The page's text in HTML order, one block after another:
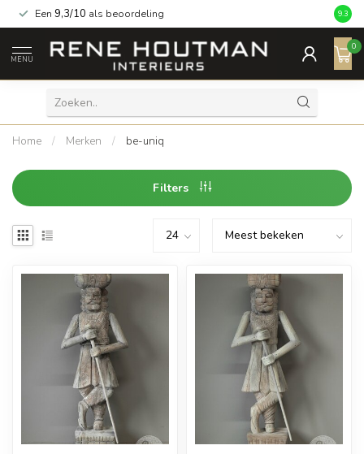
Een 9,3/10 als beoordeling 9.3
MENU
0
Home / Merken / be-uniq
Filters